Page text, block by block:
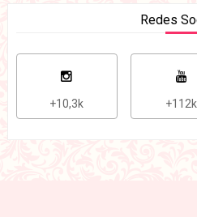
Redes
+10,3k +112k